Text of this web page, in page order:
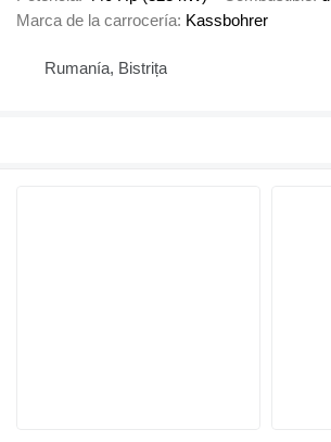
Marca de la carrocería Kassbohrer
Rumanía, Bistrița